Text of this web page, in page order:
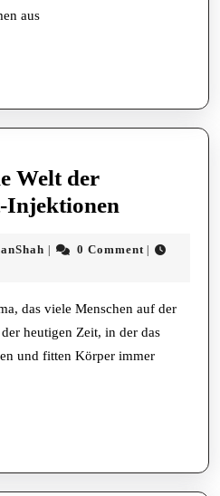
aus
Welt der
Injektionen
Welt
ZohanShah
| 0 Comment |
das viele Menschen auf der
heutigen Zeit, in der das
und fitten Körper immer